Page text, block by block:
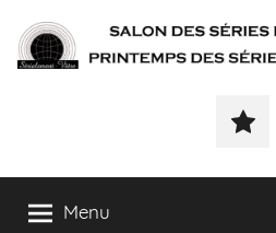
SÉRIALEMENT-
séries
Menu